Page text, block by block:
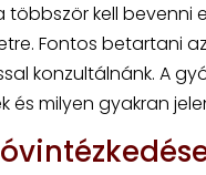
kell bevenni
Fontos betartani
konzultálnánk. A
milyen gyakran